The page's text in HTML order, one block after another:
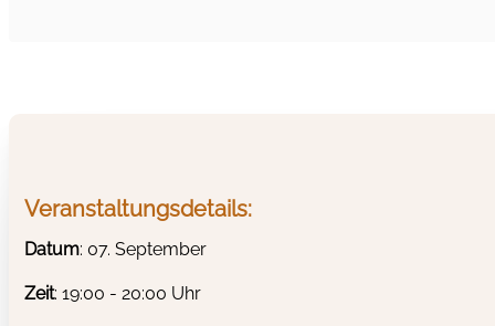
Veranstaltungsdetails:
Datum: 07. September
Zeit: 19:00 - 20:00 Uhr